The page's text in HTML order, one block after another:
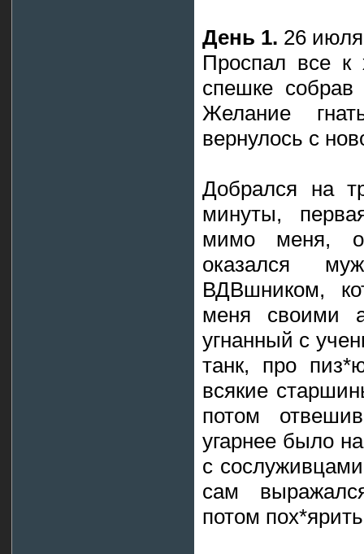
День 1. 26
Проспал все
спешке собрав
Желание
вернулось с
Добрался на
минуты,
мимо меня,
оказался
ВДВшником,
меня своими
угнанный с
танк, про
всякие
потом
угарнее было
с
сам
потом